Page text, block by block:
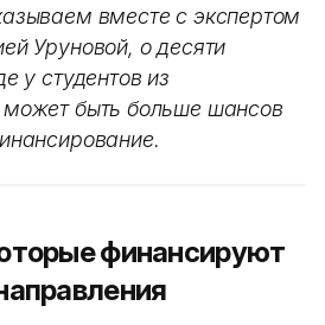
вместе с экспертом
Уруновой, о десяти
у студентов из
быть больше шансов
финансируют